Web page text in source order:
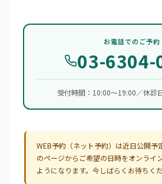
お電話でのご予約
03-6304-
受付時間：10:00〜19:00／休診
WEB予約（ネット予約）は近日公開予
のページからご希望の日時をオンライ
ようになります。今しばらくお待ちくだ